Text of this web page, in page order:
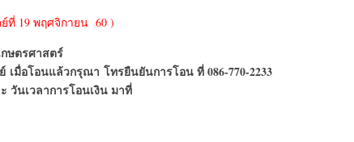
ที่ 19 พฤศจิกายน 60 )
ษตรศาสตร์
โอนแล้วกรุณา โทรยืนยันการโอน ที่ 086-770-2233
วันเวลาการโอนเงิน มาที่